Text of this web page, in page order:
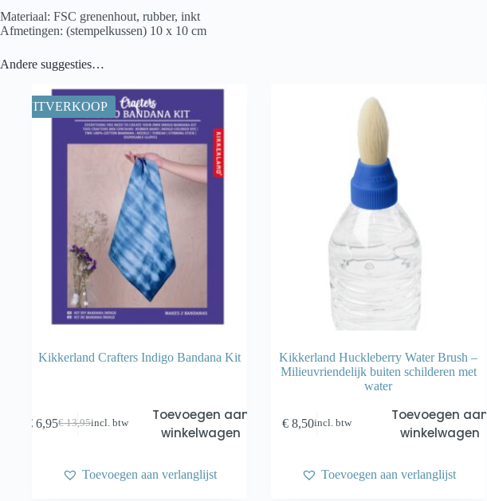
Materiaal: FSC grenenhout, rubber, inkt
Afmetingen: (stempelkussen) 10 x 10 cm
Andere suggesties…
UITVERKOOP
Kikkerland Crafters Indigo Bandana Kit
€13,95
Oorspronkelijke
€ 13,95.
€ 6,95Huidige
€ 6,95.
incl. btw
Toevoegen aan
winkelwagen
Toevoegen aan verlanglijst
Kikkerland Huckleberry Water Brush –
Milieuvriendelijk buiten schilderen met
water
€8,50incl. btw
Toevoegen aan
winkelwagen
Toevoegen aan verlanglijst